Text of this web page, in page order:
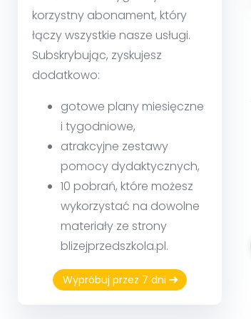
korzystny abonament, który
łączy wszystkie nasze usługi.
Subskrybując, zyskujesz
dodatkowo:
gotowe plany miesięczne
i tygodniowe,
atrakcyjne zestawy
pomocy dydaktycznych,
10 pobrań, które możesz
wykorzystać na dowolne
materiały ze strony
blizejprzedszkola.pl.
Wypróbuj przez 7 dni